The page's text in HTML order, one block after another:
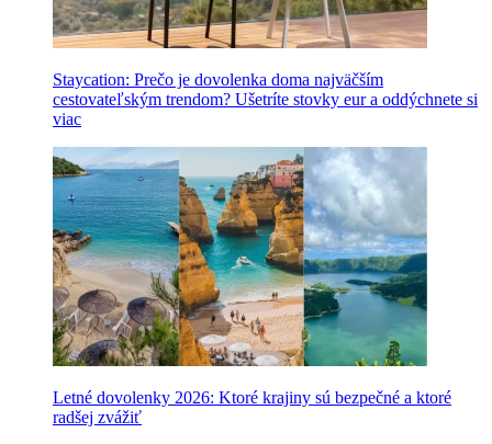
Staycation: Prečo je dovolenka doma najväčším
cestovateľským trendom? Ušetríte stovky eur a oddýchnete si
viac
Letné dovolenky 2026: Ktoré krajiny sú bezpečné a ktoré
radšej zvážiť